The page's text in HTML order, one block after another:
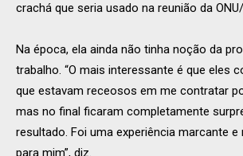
crachá que seria usado na reunião da
Na época, ela ainda não tinha noção da
trabalho. “O mais interessante é que eles
que estavam receosos em me contratar
mas no final ficaram completamente
resultado. Foi uma experiência marcante e
para mim”, diz.